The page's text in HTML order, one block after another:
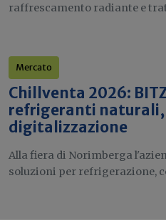
raffrescamento radiante e
Mercato
Chillventa 2026:
refrigeranti naturali,
digitalizzazione
Alla fiera di Norimberga
soluzioni per refrigerazione,